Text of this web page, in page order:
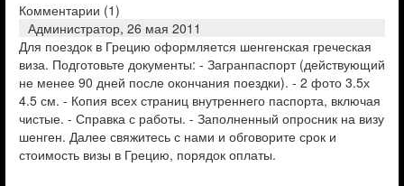
Комментарии (1)
Администратор, 26 мая 2011
Для поездок в Грецию оформляется шенгенская греческая
виза. Подготовьте документы: - Загранпаспорт (действующий
не менее 90 дней после окончания поездки). - 2 фото 3.5х
4.5 см. - Копия всех страниц внутреннего паспорта, включая
чистые. - Справка с работы. - Заполненный опросник на визу
шенген. Далее свяжитесь с нами и обговорите срок и
стоимость визы в Грецию, порядок оплаты.